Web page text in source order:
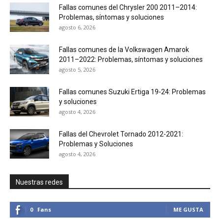
Fallas comunes del Chrysler 200 2011–2014:
Problemas, síntomas y soluciones
agosto 6, 2026
Fallas comunes de la Volkswagen Amarok
2011–2022: Problemas, síntomas y soluciones
agosto 5, 2026
Fallas comunes Suzuki Ertiga 19-24: Problemas
y soluciones
agosto 4, 2026
Fallas del Chevrolet Tornado 2012-2021:
Problemas y Soluciones
agosto 4, 2026
Nuestras redes
0 Fans ME GUSTA